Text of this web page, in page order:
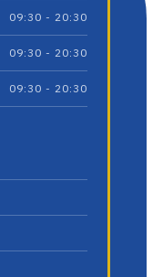
opzioni
essere
scelte
nella
pagina
09:30 - 20:30
09:30 - 20:30
09:30 - 20:30